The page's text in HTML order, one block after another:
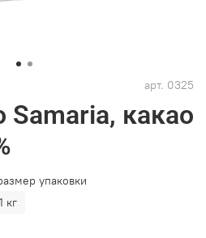
арт. 0325
Samaria, какао
упаковки
1 кг